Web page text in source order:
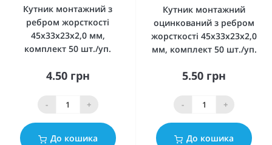
Кутник монтажний з
ребром жорсткості
45x33x23x2,0 мм,
комплект 50 шт./уп.
4.50 грн
- +
До кошика
Кутник монтажний
оцинкований з ребром
жорсткості 45x33x23x2,0
мм, комплект 50 шт./уп.
5.50 грн
- +
До кошика